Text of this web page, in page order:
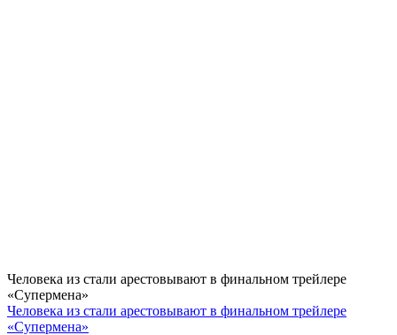
Человека из стали арестовывают в финальном трейлере
«Супермена»
Человека из стали арестовывают в финальном трейлере
«Супермена»